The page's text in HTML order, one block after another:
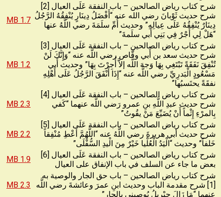
شرح كتاب رياض الصالحين – باب النفقة عَلَى العيال [2]
شرح حديث ثَوْبانَ رضي الله عنه “أَفْضَلُ دِينَارٍ يُنْفِقُهُ الرَّجُلُ
دِينَارٌ يُنْفِقُهُ عَلَى عِيالِهِ” وحديث أُمِّ سلَمَةَ رضي اللَّهُ عنها
“هَلْ لِي أَجْرٌ فِي بَنِي أَبي سلَمةَ”
1.7 MB
شرح كتاب رياض الصالحين – باب النفقة عَلَى العيال [3]
شرح حديث سعد بن أَبي وقَّاص رضي اللَّه عنه “وَإِنَّكَ لَنْ
تُنْفِقَ نَفَقَةً تَبْتَغِي بِهَا وَجهَ اللَّه إلاَّ أُجِرْتَ بِهَا” وحديث أَبي
مَسْعُودٍ الْبَدرِيِّ رضي اللَّه عنه “إِذَا أَنْفَقَ الرَّجُلُ عَلَى أَهْلِهِ
نفقَةً يحتَسبُها”
1.2 MB
شرح كتاب رياض الصالحين – باب النفقة عَلَى العيال [4]
شرح حديث عبدِ اللَّهِ بنِ عمرو رَضي اللَّه عنهما “كَفي
بِالمرْءِ إِثْماً أَنْ يُضَيِّعَ مَنْ يقُوتُ”
2.3 MB
شرح كتاب رياض الصالحين – باب النفقة عَلَى العيال [5]
شرح حديث أبي هريرةَ رضي اللَّهُ عنه “اللَّهُمَّ أَعْطِ مُنْفِقاً
خَلفاً” وحديث “الْيَدُ الْعُلْيا خَيْرٌ مِنَ الْيدِ السُّفْلَى”
2.2 MB
شرح كتاب رياض الصالحين – باب النفقة عَلَى العيال [6]
بعض ما جاء عن السلف في باب الإنفاق على العيال
1.9 MB
شرح كتاب رياض الصالحين – باب حق الجار والوصية به
[1] شرح مقدمة الباب وحديث ابنِ عمرَ وعائشةَ رضي اللَّه
عنهما “مَا زَالَ جِبْرِيلُ يُوصِينِي بِالجارِ”
2.3 MB